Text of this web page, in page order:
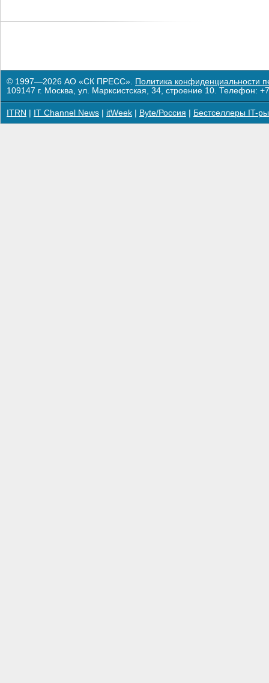
© 1997—2026 АО «СК ПРЕСС». Политика конфиденциальности
109147 г. Москва, ул. Марксистская, 34, строение 10. Телефон:
ITRN IT Channel News itWeek Byte/Россия Бестселлеры IT-